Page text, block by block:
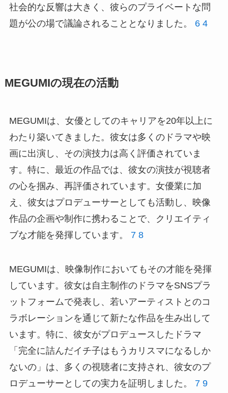
社会的な反響は大きく、彼らのプライベートな問
題が公の場で議論されることとなりました。 6 4
MEGUMIの現在の活動
MEGUMIは、女優としてのキャリアを20年以上に
わたり築いてきました。彼女は多くのドラマや映
画に出演し、その演技力は高く評価されていま
す。特に、最近の作品では、彼女の演技が視聴者
の心を掴み、再評価されています。女優業に加
え、彼女はプロデューサーとしても活動し、映像
作品の企画や制作に携わることで、クリエイティ
ブな才能を発揮しています。 7 8
MEGUMIは、映像制作においてもその才能を発揮
しています。彼女は自主制作のドラマをSNSプラ
ットフォームで発表し、若いアーティストとのコ
ラボレーションを通じて新たな作品を生み出して
います。特に、彼女がプロデュースしたドラマ
「完全に詰んだイチ子はもうカリスマになるしか
ないの」は、多くの視聴者に支持され、彼女のプ
ロデューサーとしての実力を証明しました。 7 9